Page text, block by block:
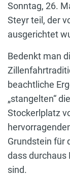
Sonntag, 26.
Steyr teil, der
ausgerichtet
Bedenkt man
beachtliche
„stangelten“
Stockerlplatz
Grundstein für
dass durchaus
sind.